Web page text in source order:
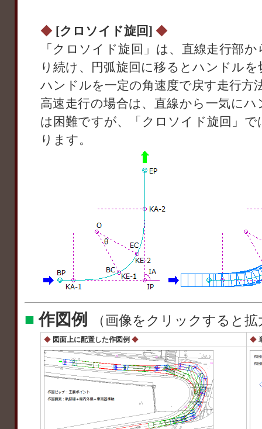
◆ [クロソイド旋回] ◆
「クロソイド旋回」は、直線走行部
り続け、円弧旋回に移るとハンドル
ハンドルを一定の角速度で戻す走行方
高速走行の場合は、直線から一気に
は困難ですが、「クロソイド旋回」
ります。
■ 作図例 （画像をクリックすると
◆ 図面上に配置した作図例 ◆ ◆